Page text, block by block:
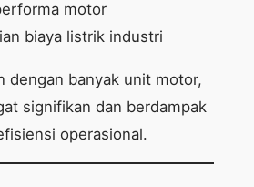
motor
biaya listrik industri
dengan banyak unit motor,
signifikan dan berdampak
operasional.